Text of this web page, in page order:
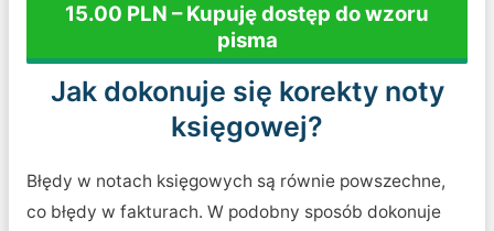
15.00 PLN – Kupuję dostęp do wzoru
pisma
Jak dokonuje się korekty noty
księgowej?
Błędy w notach księgowych są równie powszechne,
co błędy w fakturach. W podobny sposób dokonuje